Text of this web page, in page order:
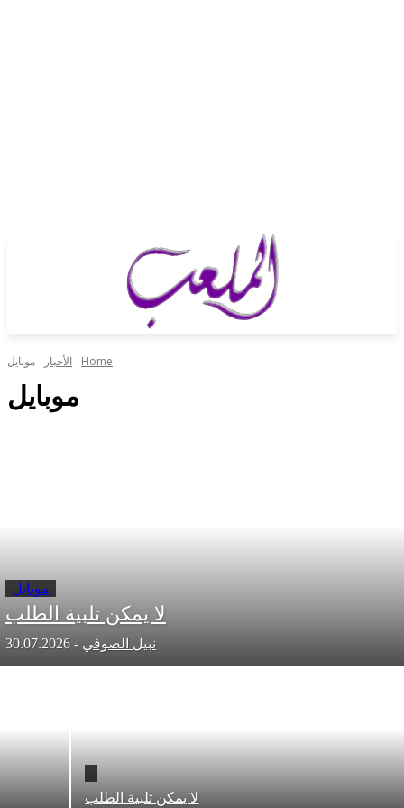
الأخبار موبايل
موبايل
لا يمكن تلبية الطلب
نبيل الصوفي -
30.07.2026
لا يمكن تلبية الطلب